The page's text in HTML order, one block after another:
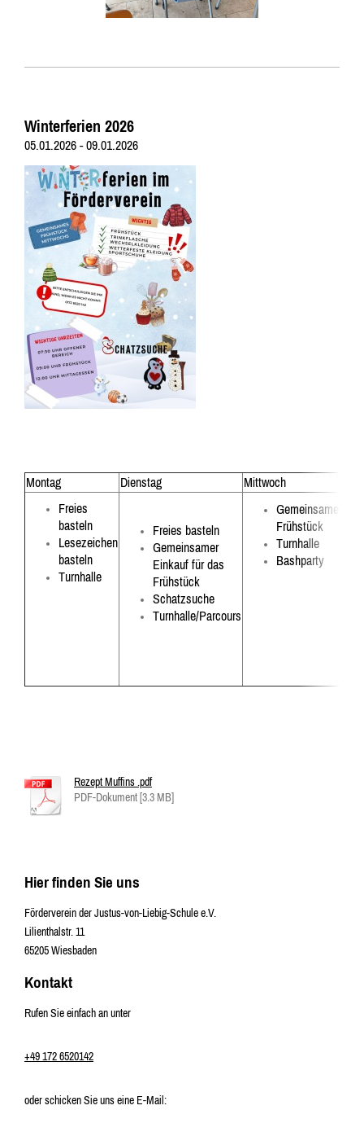
Winterferien 2026
05.01.2026 - 09.01.2026
Montag Dienstag Mittwoch
Freies
basteln
Lesezeichen
basteln
Turnhalle
Freies basteln
Gemeinsamer
Einkauf für das
Frühstück
Schatzsuche
Turnhalle/Parcours
Gemeinsames
Frühstück
Turnhalle
Bashparty
Rezept Muffins .pdf
PDF-Dokument [3.3 MB]
Hier finden Sie uns
Förderverein der Justus-von-Liebig-Schule e.V.
Lilienthalstr. 11
65205Wiesbaden
Kontakt
Rufen Sie einfach an unter
+49 172 6520142
oder schicken Sie uns eine E-Mail: